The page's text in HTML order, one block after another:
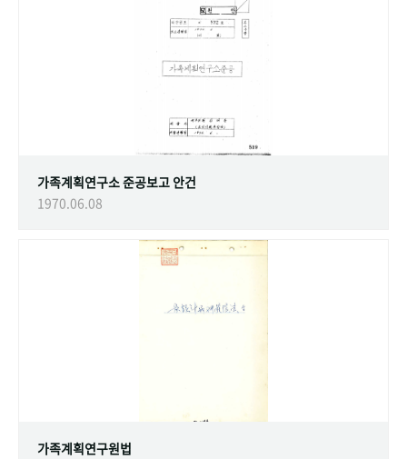
가족계획연구소 준공보고 안건
1970.06.08
가족계획연구원법